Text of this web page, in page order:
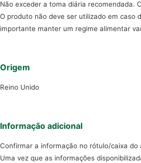
Não exceder a toma diária recomendada.
O produto não deve ser utilizado em caso
importante manter um regime alimentar
Origem
Reino Unido
Informação adicional
Confirmar a informação no rótulo/caixa do
Uma vez que as informações